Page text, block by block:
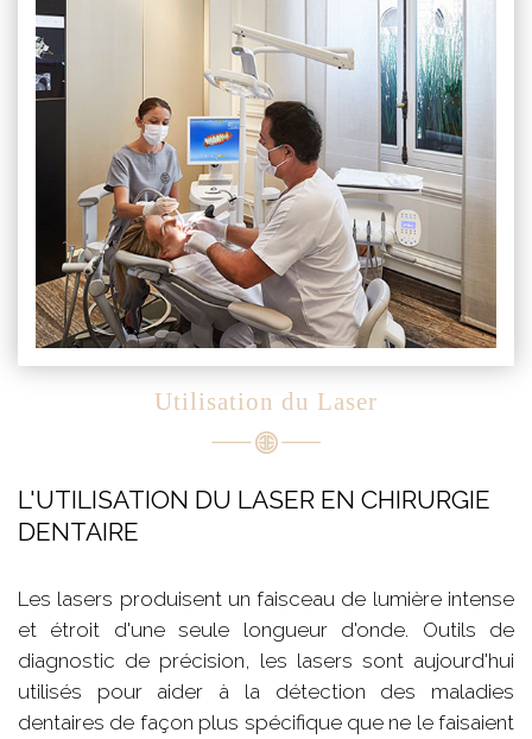
Utilisation du Laser
L'UTILISATION DU LASER EN CHIRURGIE
DENTAIRE
Les lasers produisent un faisceau de lumière intense
et étroit d'une seule longueur d'onde. Outils de
diagnostic de précision, les lasers sont aujourd'hui
utilisés pour aider à la détection des maladies
dentaires de façon plus spécifique que ne le faisaient